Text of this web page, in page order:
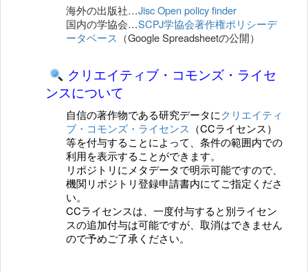
海外の出版社…Jisc Open policy finder
国内の学協会…SCPJ学協会著作権ポリシーデ
ータベース （Google Spreadsheetの公開）
クリエイティブ・コモンズ・ライセ
ンスについて
自信の著作物である研究データにクリエイティ
ブ・コモンズ・ライセンス （CCライセンス）
等を付与することによって、条件の範囲内での
利用を表示することができます。
リポジトリにメタデータで明示可能ですので、
機関リポジトリ登録申請書内にてご指定くださ
い。
CCライセンスは、一度付与すると別ライセン
スの追加付与は可能ですが、取消はできません
ので予めご了承ください。